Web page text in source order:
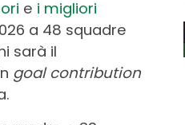
e i migliori
a 48 squadre
sarà il
goal contribution